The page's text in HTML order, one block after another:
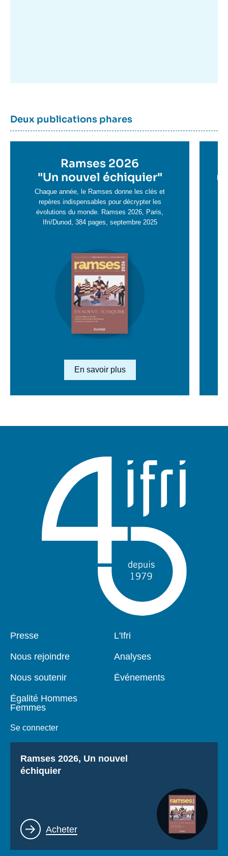
Dernière
parutions
Titre
container
Deux publications phares
en
savoir
plus
Ramses 2026
"Un nouvel échiquier"
Chaque année, le Ramses donne les clés et
repères indispensables pour décrypter les
évolutions du monde. Ramses 2026, Paris,
Ifri/Dunod, 384 pages, septembre 2025
savoir
Lien en savoir plus
En savoir plus
Pied
Presse
Nous rejoindre
Nous soutenir
Égalité Hommes
Femmes
Se connecter
Navigation
L'Ifri
Analyses
Événements
Titre
Ramses 2026, Un nouvel
échiquier
Lien
Acheter